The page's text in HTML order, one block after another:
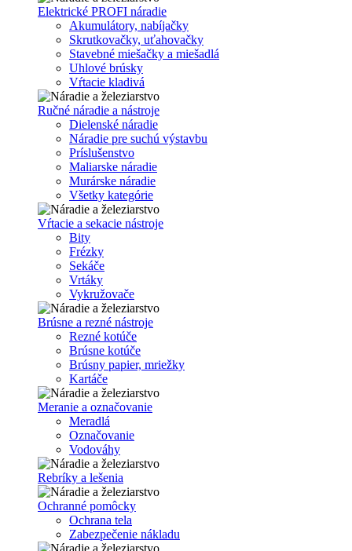
Elektrické PROFI náradie
Akumulátory, nabíjačky
Skrutkovačky, uťahovačky
Stavebné miešačky a miešadlá
Uhlové brúsky
Vŕtacie kladivá
Ručné náradie a nástroje
Dielenské náradie
Náradie pre suchú výstavbu
Príslušenstvo
Maliarske náradie
Murárske náradie
Všetky kategórie
Vŕtacie a sekacie nástroje
Bity
Frézky
Sekáče
Vrtáky
Vykružovače
Brúsne a rezné nástroje
Rezné kotúče
Brúsne kotúče
Brúsny papier, mriežky
Kartáče
Meranie a označovanie
Meradlá
Označovanie
Vodováhy
Rebríky a lešenia
Ochranné pomôcky
Ochrana tela
Zabezpečenie nákladu